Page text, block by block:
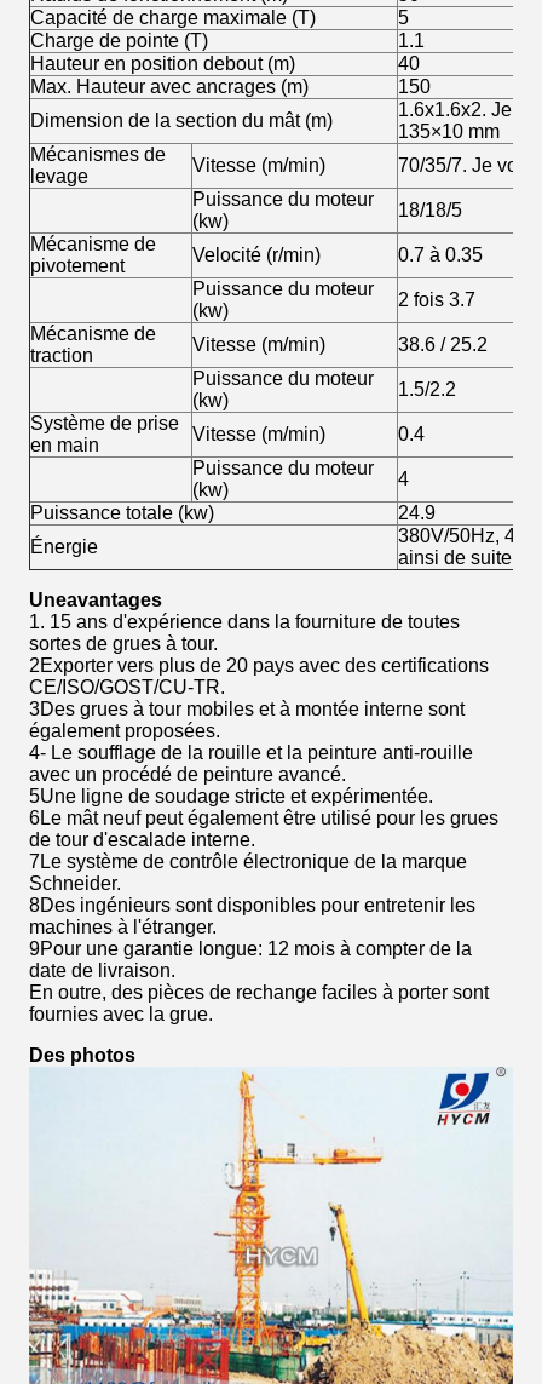
Capacité de charge maximale (T)
5
Charge de pointe (T)
1.1
Hauteur en position debout (m)
40
Max. Hauteur avec ancrages (m)
150
Dimension de la section du mât (m)
1.6x1.6x2. Je
135×10 mm
Mécanismes de
levage
Vitesse (m/min)
70/35/7. Je
Puissance du moteur
(kw)
18/18/5
Mécanisme de
pivotement
Velocité (r/min)
0.7 à 0.35
Puissance du moteur
(kw)
2 fois 3.7
Mécanisme de
traction
Vitesse (m/min)
38.6 / 25.2
Puissance du moteur
(kw)
1.5/2.2
Système de prise
en main
Vitesse (m/min)
0.4
Puissance du moteur
(kw)
4
Puissance totale (kw)
24.9
Énergie
380V/50Hz,
ainsi de suite
Uneavantages
1. 15 ans d'expérience dans la fourniture de toutes
sortes de grues à tour.
2Exporter vers plus de 20 pays avec des certifications
CE/ISO/GOST/CU-TR.
3Des grues à tour mobiles et à montée interne sont
également proposées.
4- Le soufflage de la rouille et la peinture anti-rouille
avec un procédé de peinture avancé.
5Une ligne de soudage stricte et expérimentée.
6Le mât neuf peut également être utilisé pour les grues
de tour d'escalade interne.
7Le système de contrôle électronique de la marque
Schneider.
8Des ingénieurs sont disponibles pour entretenir les
machines à l'étranger.
9Pour une garantie longue: 12 mois à compter de la
date de livraison.
En outre, des pièces de rechange faciles à porter sont
fournies avec la grue.
Des photos